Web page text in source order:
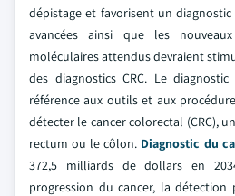
dépistage et favorisent un diagnostic
avancées ainsi que les
moléculaires attendus devraient
des diagnostics CRC. Le
référence aux outils et aux
détecter le cancer colorectal (CRC),
rectum ou le côlon. Diagnostic du
372,5 milliards de dollars en
progression du cancer, la détection